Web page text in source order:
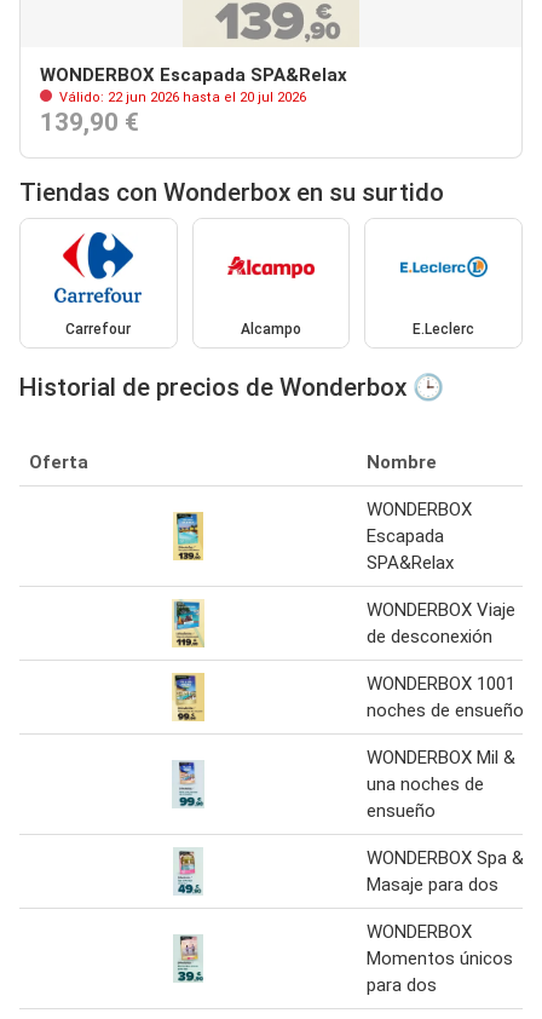
WONDERBOX Escapada SPA&Relax
Válido: 22 jun 2026 hasta el 20 jul 2026
139,90 €
Tiendas con Wonderbox en su surtido
Carrefour Alcampo E.Leclerc
Historial de precios de Wonderbox 🕒
Oferta Nombre
WONDERBOX
Escapada
SPA&Relax
WONDERBOX Viaje
de desconexión
WONDERBOX 1001
noches de ensueño
WONDERBOX Mil &
una noches de
ensueño
WONDERBOX Spa &
Masaje para dos
WONDERBOX
Momentos únicos
para dos